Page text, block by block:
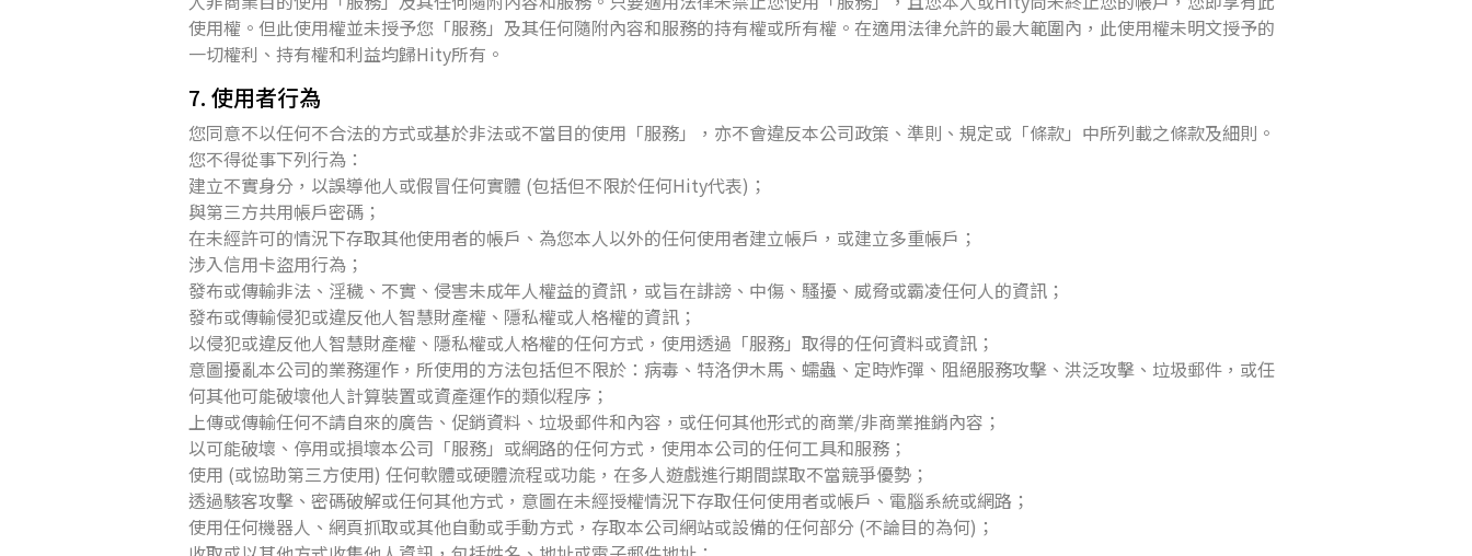
使用權。但此使用權並未授予您「服務」及其任何隨附內容和服務的持有權或所有權。在適用法律允許的最大範圍內，此使用權未明文授予的
一切權利、持有權和利益均歸Hity所有。
7. 使用者行為
您同意不以任何不合法的方式或基於非法或不當目的使用「服務」，亦不會違反本公司政策、準則、規定或「條款」中所列載之條款及細則。
您不得從事下列行為：
建立不實身分，以誤導他人或假冒任何實體 (包括但不限於任何Hity代表)；
與第三方共用帳戶密碼；
在未經許可的情況下存取其他使用者的帳戶、為您本人以外的任何使用者建立帳戶，或建立多重帳戶；
涉入信用卡盜用行為；
發布或傳輸非法、淫穢、不實、侵害未成年人權益的資訊，或旨在誹謗、中傷、騷擾、威脅或霸凌任何人的資訊；
發布或傳輸侵犯或違反他人智慧財產權、隱私權或人格權的資訊；
以侵犯或違反他人智慧財產權、隱私權或人格權的任何方式，使用透過「服務」取得的任何資料或資訊；
意圖擾亂本公司的業務運作，所使用的方法包括但不限於：病毒、特洛伊木馬、蠕蟲、定時炸彈、阻絕服務攻擊、洪泛攻擊、垃圾郵件，或任
何其他可能破壞他人計算裝置或資產運作的類似程序；
上傳或傳輸任何不請自來的廣告、促銷資料、垃圾郵件和內容，或任何其他形式的商業/非商業推銷內容；
以可能破壞、停用或損壞本公司「服務」或網路的任何方式，使用本公司的任何工具和服務；
使用 (或協助第三方使用) 任何軟體或硬體流程或功能，在多人遊戲進行期間謀取不當競爭優勢；
透過駭客攻擊、密碼破解或任何其他方式，意圖在未經授權情況下存取任何使用者或帳戶、電腦系統或網路；
使用任何機器人、網頁抓取或其他自動或手動方式，存取本公司網站或設備的任何部分 (不論目的為何)；